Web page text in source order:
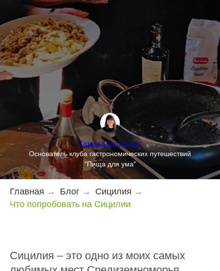
Татьяна Острогляд
Основатель клуба гастрономических путешествий
"Пища для ума"
Главная → Блог → Сицилия →
Что попробовать на Сицилии
Сицилия – это одно из моих самых